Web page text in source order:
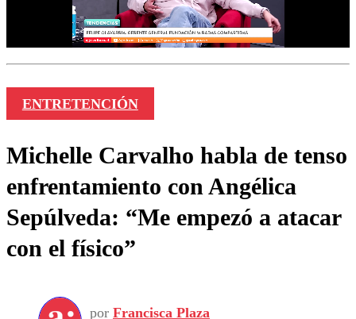
ENTRETENCIÓN
Michelle Carvalho habla de tenso
enfrentamiento con Angélica
Sepúlveda: “Me empezó a atacar
con el físico”
por Francisca Plaza